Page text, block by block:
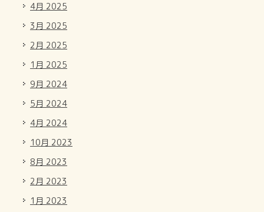
4月 2025
3月 2025
2月 2025
1月 2025
9月 2024
5月 2024
4月 2024
10月 2023
8月 2023
2月 2023
1月 2023